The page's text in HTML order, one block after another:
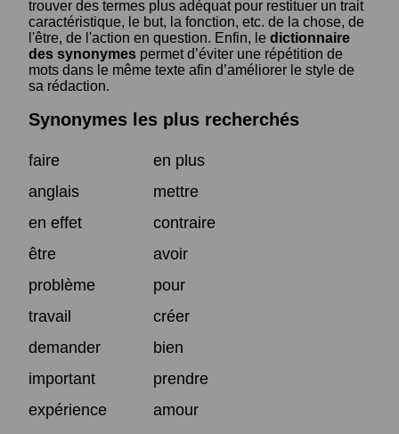
trouver des termes plus adéquat pour restituer un trait
caractéristique, le but, la fonction, etc. de la chose, de
l'être, de l'action en question. Enfin, le dictionnaire
des synonymes permet d’éviter une répétition de
mots dans le même texte afin d’améliorer le style de
sa rédaction.
Synonymes les plus recherchés
faire
en plus
anglais
mettre
en effet
contraire
être
avoir
problème
pour
travail
créer
demander
bien
important
prendre
expérience
amour